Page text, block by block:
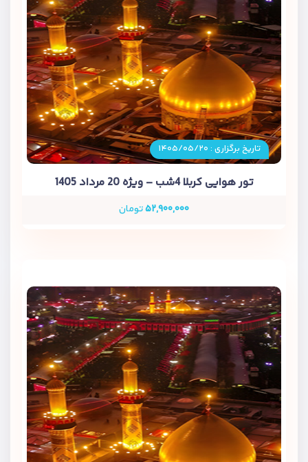
تاریخ برگزاری : ۱۴۰۵/۰۵/۲۰
تور هوایی کربلا 4شب – ویژه 20 مرداد 1405
۵۲,۹۰۰,۰۰۰تومان